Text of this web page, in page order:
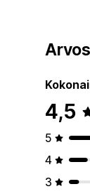
4,5
5
4
3